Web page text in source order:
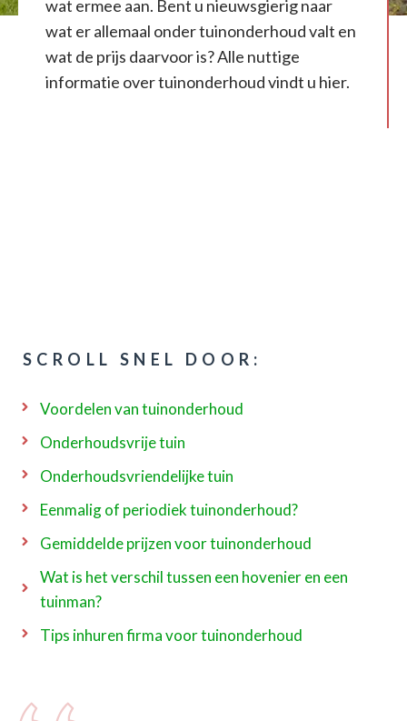
wat ermee aan. Bent u nieuwsgierig naar
wat er allemaal onder tuinonderhoud valt en
wat de prijs daarvoor is? Alle nuttige
informatie over tuinonderhoud vindt u hier.
SCROLL SNEL DOOR:
Voordelen van tuinonderhoud
Onderhoudsvrije tuin
Onderhoudsvriendelijke tuin
Eenmalig of periodiek tuinonderhoud?
Gemiddelde prijzen voor tuinonderhoud
Wat is het verschil tussen een hovenier en een
tuinman?
Tips inhuren firma voor tuinonderhoud